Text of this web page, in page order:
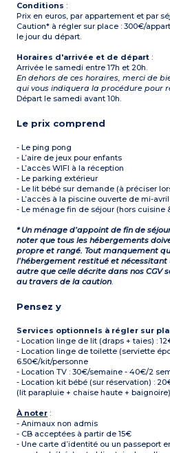
Conditions :
Prix en euros, par appartement et par
Caution* à régler sur place : 300€/
le jour du départ.
Horaires d'arrivée et de départ :
Arrivée le samedi entre 17h et 20h.
En dehors de ces horaires, merci de
qui vous indiquera la procédure pour
Départ le samedi avant 10h.
Le prix comprend
- Le ping pong
- L’aire de jeux pour enfants
- L’accès WIFI à la réception
- Le parking extérieur
- Le lit bébé sur demande (à préciser
- L’accès à la piscine ouverte de mi-
- Le ménage fin de séjour (hors cuisine
* Un ménage d’appoint de fin de
noter que tous les hébergements
propre et rangé. Tout manquement
l’hébergement restitué et
autre que celle décrite dans nos CGV
au travers de la caution.
Pensez y
Services optionnels à régler sur
- Location linge de lit (draps + taies) :
- Location linge de toilette (serviette
6.50€/kit/personne
- Location TV : 30€/semaine - 40€/2
- Location kit bébé (sur réservation) :
(lit parapluie + chaise haute + baignoire)
À noter :
- Animaux non admis
- CB acceptées à partir de 15€
- Une carte d’identité ou un passeport